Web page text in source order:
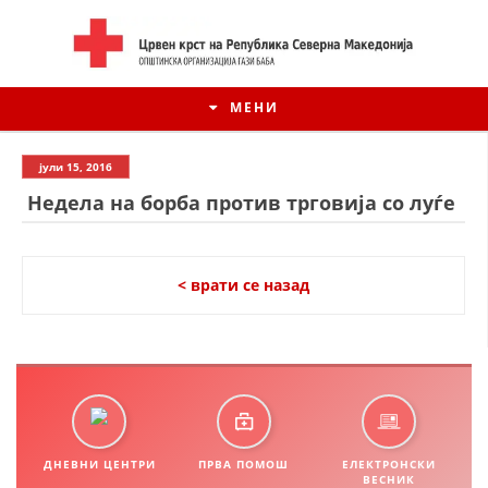
МЕНИ
ИСТОРИЈАТ НА ЦКРСМ
ИСТОРИЈАТ НА ДВИЖЕЊЕТО
јули 15, 2016
Недела на борба против трговија со луѓе
< врати се назад
ДНЕВНИ ЦЕНТРИ ПРВА ПОМОШ
ЕЛЕКТРОНСКИ
ВЕСНИК